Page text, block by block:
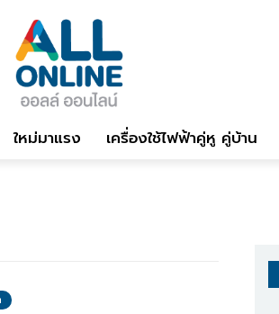
ใหม่มาแรง เครื่องใช้ไฟฟ้าคู่หู คู่บ้าน